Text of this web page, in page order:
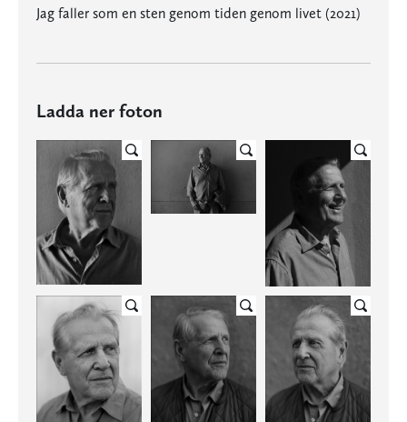
Jag faller som en sten genom tiden genom livet (2021)
Ladda ner foton